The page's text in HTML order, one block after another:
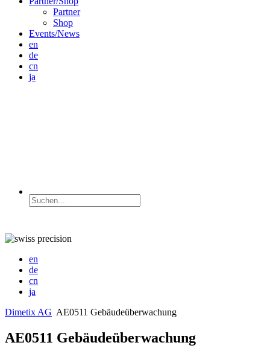
Partner
Shop
Events/News
en
de
cn
ja
en
de
cn
ja
Dimetix AG AE0511 Gebäudeüberwachung
AE0511 Gebäudeüberwachung